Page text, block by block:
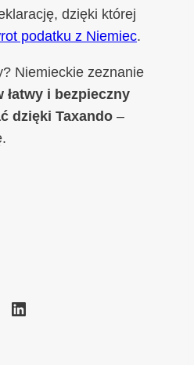
dzięki której
podatku z Niemiec.
Niemieckie zeznanie
łatwy i bezpieczny
dzięki Taxando –
LinkedIn